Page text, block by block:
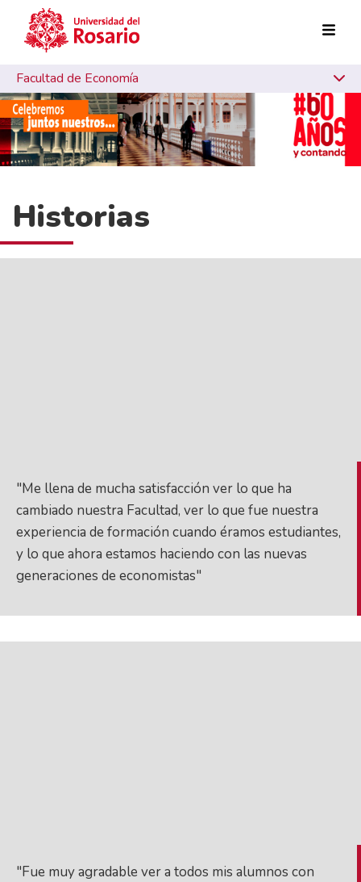
Pasar al contenido principal
Facultad de Economía
Historias
"Me llena de mucha satisfacción ver lo que ha
cambiado nuestra Facultad, ver lo que fue nuestra
experiencia de formación cuando éramos estudiantes,
y lo que ahora estamos haciendo con las nuevas
generaciones de economistas"
"Fue muy agradable ver a todos mis alumnos con